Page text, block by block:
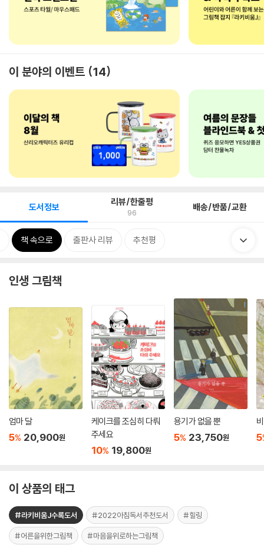
이 분야의 이벤트 14
도서정보 리뷰/한줄평
96 배송/반품/교환
책 속으로 출판사 리뷰 추천평
인생 그림책
엄마 달
5% 20,900원
케이크를 조심히 다뤄
주세요
10% 19,800원
용기가 없을 뿐
5% 23,750원 5
이 상품의 태그
#라키비움J수록도서 #2022아침독서추천도서 #힐링
#어른을위한그림책 #마음을위로하는그림책